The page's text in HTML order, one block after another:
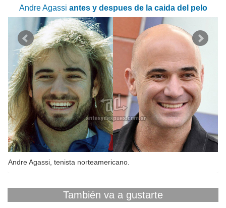
Andre Agassi antes y despues de la caida del pelo
Andre Agassi, tenista norteamericano.
También va a gustarte